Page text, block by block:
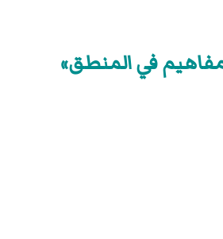
في المنطق»